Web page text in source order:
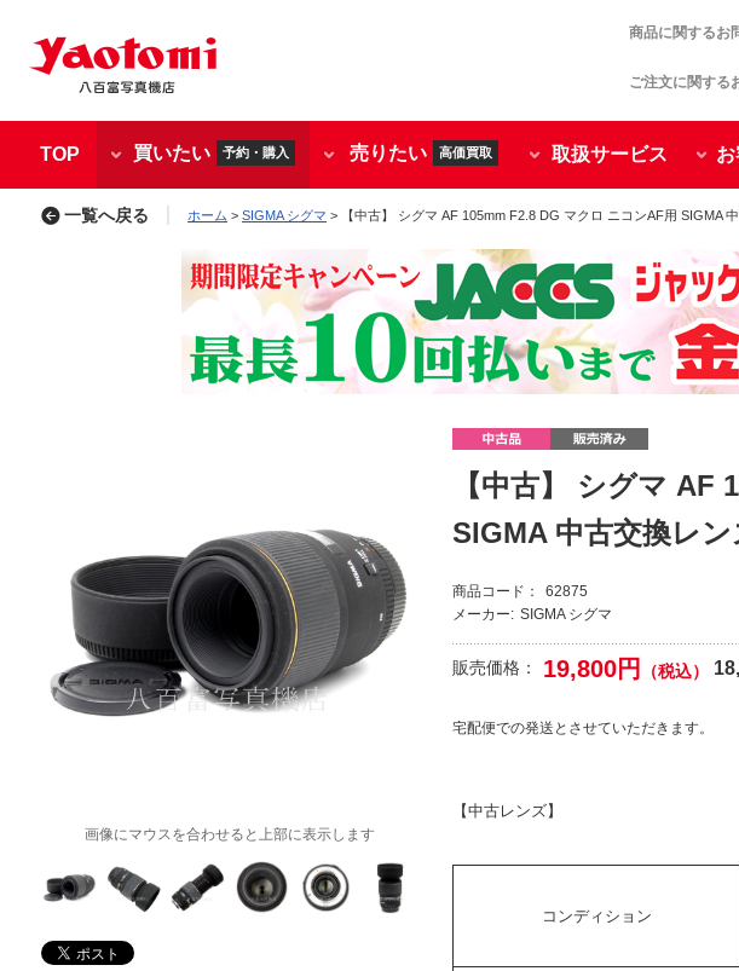
商品に関するお
ご注文に関する
TOP 買いたい 予約・購入 売りたい 高価買取 取扱サービス
一覧へ戻る ホーム > SIGMA シグマ > 【中古】 シグマ AF 105mm F2.8 DG マクロ ニコンAF用 SIGMA
【中古】 シグマ AF
SIGMA 中古交換レン
商品コード：
62875
メーカー: SIGMA シグマ
販売価格： 19,800円 （税込）
宅配便での発送とさせていただきます。
【中古レンズ】
コンディション
画像にマウスを合わせると上部に表示します